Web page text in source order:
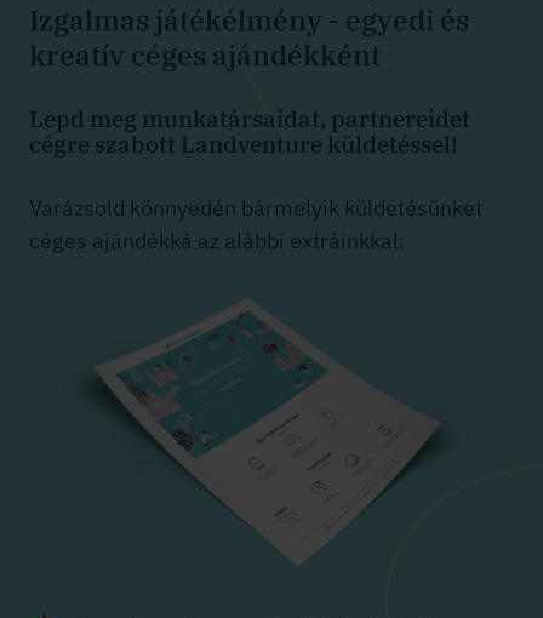
Izgalmas játékélmény - egyedi és
kreatív céges ajándékként
Lepd meg munkatársaidat, partnereidet
cégre szabott Landventure küldetéssel!
Varázsold könnyedén bármelyik küldetésünket
céges ajándékká az alábbi extráinkkal: